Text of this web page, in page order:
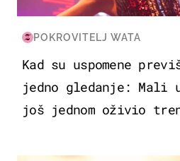
POKROVITELJ WATA
Kad su uspomene
jedno gledanje:
još jednom oživio